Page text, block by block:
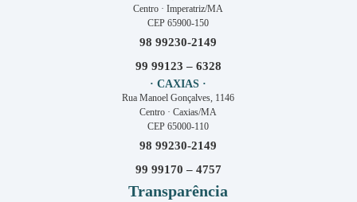
Centro · Imperatriz/MA
CEP 65900-150
98 99230-2149
99 99123 – 6328
· CAXIAS ·
Rua Manoel Gonçalves, 1146
Centro · Caxias/MA
CEP 65000-110
98 99230-2149
99 99170 – 4757
Transparência